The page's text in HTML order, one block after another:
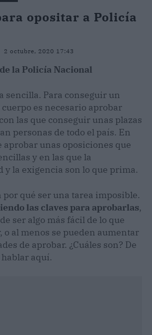
opositar a Policía
2 octubre, 2020 17:43
la Policía Nacional
sencilla. Para conseguir un
cuerpo es necesario aprobar
las que conseguir unas plazas
personas de todo el país. En
aprobar unas oposiciones que
y en las que la
y la exigencia son lo que prima.
por qué ser una tarea imposible.
las claves para aprobarlas,
ser algo más fácil de lo que
o al menos se pueden aumentar
de aprobar. ¿Cuáles son? De
aquí.